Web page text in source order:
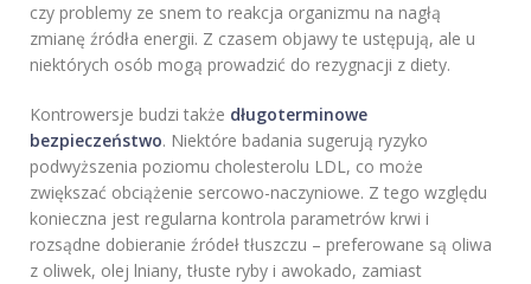
czy problemy ze snem to reakcja organizmu na nagłą
zmianę źródła energii. Z czasem objawy te ustępują, ale u
niektórych osób mogą prowadzić do rezygnacji z diety.
Kontrowersje budzi także długoterminowe
bezpieczeństwo. Niektóre badania sugerują ryzyko
podwyższenia poziomu cholesterolu LDL, co może
zwiększać obciążenie sercowo-naczyniowe. Z tego względu
konieczna jest regularna kontrola parametrów krwi i
rozsądne dobieranie źródeł tłuszczu – preferowane są oliwa
z oliwek, olej lniany, tłuste ryby i awokado, zamiast